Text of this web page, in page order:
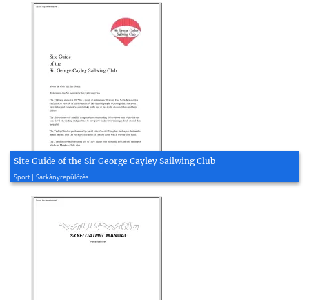
Site Guide of the Sir George Cayley Sailwing Club
Sport | Sárkányrepülőzés
2016, 14 oldal